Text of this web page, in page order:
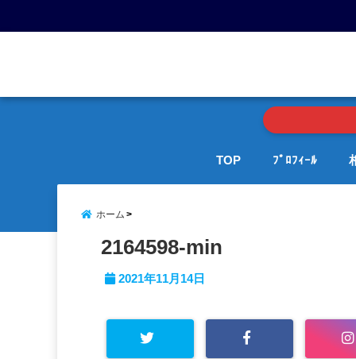
TOP ﾌﾟﾛﾌｨｰﾙ
ホーム
2164598-min
2021年11月14日